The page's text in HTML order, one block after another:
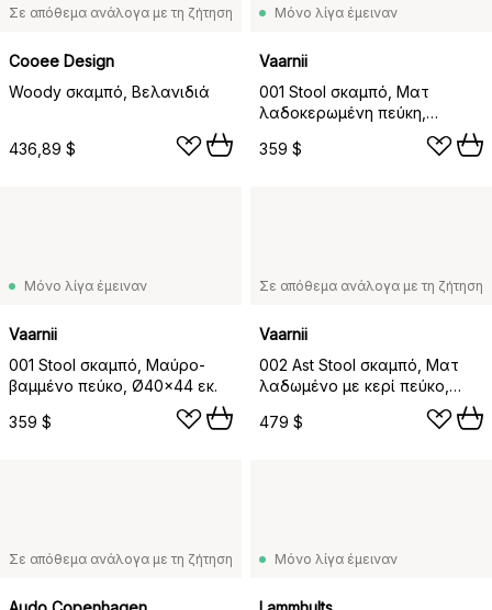
Σε απόθεμα ανάλογα με τη ζήτηση
Cooee Design
Woody σκαμπό, Βελανιδιά
436,89 $
Μόνο λίγα έμειναν
Vaarnii
001 Stool σκαμπό, Ματ
λαδοκερωμένη πεύκη,
359 $
Μόνο λίγα έμειναν
Vaarnii
001 Stool σκαμπό, Μαύρο-
βαμμένο πεύκο, Ø40x44 εκ.
359 $
Σε απόθεμα ανάλογα με τη ζήτηση
Vaarnii
002 Ast Stool σκαμπό, Ματ
λαδωμένο με κερί πεύκο,
479 $
Σε απόθεμα ανάλογα με τη ζήτηση Μόνο λίγα έμειναν